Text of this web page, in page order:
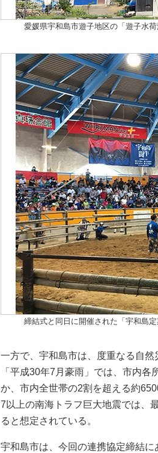
愛媛県宇和島市遊子地区の「遊子水荷
締結式と同日に開催された「宇和島
一方で、宇和島市は、度重なる自
「平成30年7月豪雨」では、市内
か、市内全世帯の2割を超える約
7以上の南海トラフ巨大地震では、
ると想定されている。
宇和島市は、今回の連携協定締結